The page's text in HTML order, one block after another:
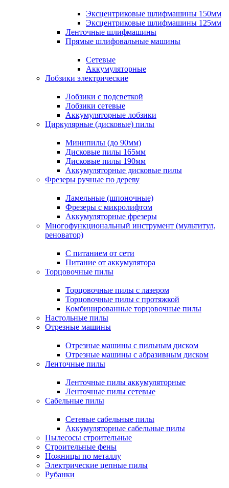
Эксцентриковые шлифмашины 150мм
Эксцентриковые шлифмашины 125мм
Ленточные шлифмашины
Прямые шлифовальные машины
Сетевые
Аккумуляторные
Лобзики электрические
Лобзики с подсветкой
Лобзики сетевые
Аккумуляторные лобзики
Циркулярные (дисковые) пилы
Минипилы (до 90мм)
Дисковые пилы 165мм
Дисковые пилы 190мм
Аккумуляторные дисковые пилы
Фрезеры ручные по дереву
Ламельные (шпоночные)
Фрезеры с микролифтом
Аккумуляторные фрезеры
Многофункциональный инструмент (мультитул,
реноватор)
С питанием от сети
Питание от аккумулятора
Торцовочные пилы
Торцовочные пилы с лазером
Торцовочные пилы с протяжкой
Комбинированные торцовочные пилы
Настольные пилы
Отрезные машины
Отрезные машины с пильным диском
Отрезные машины с абразивным диском
Ленточные пилы
Ленточные пилы аккумуляторные
Ленточные пилы сетевые
Сабельные пилы
Сетевые сабельные пилы
Аккумуляторные сабельные пилы
Пылесосы строительные
Строительные фены
Ножницы по металлу
Электрические цепные пилы
Рубанки